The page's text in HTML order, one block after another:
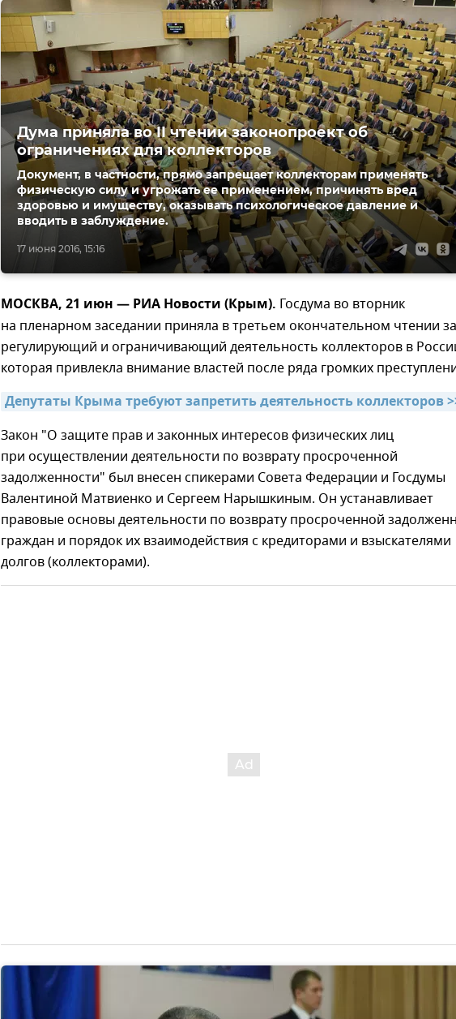
17 июня 2016, 15:16
Дума приняла во II чтении законопроект об
ограничениях для коллекторов
Документ, в частности, прямо запрещает коллекторам применять
физическую силу и угрожать ее применением, причинять вред
здоровью и имуществу, оказывать психологическое давление и
вводить в заблуждение.
МОСКВА, 21 июн — РИА Новости (Крым). Госдума во вторник
на пленарном заседании приняла в третьем окончательном чтении
регулирующий и ограничивающий деятельность коллекторов в
которая привлекла внимание властей после ряда громких
Депутаты Крыма требуют запретить деятельность коллекторов
Закон "О защите прав и законных интересов физических лиц
при осуществлении деятельности по возврату просроченной
задолженности" был внесен спикерами Совета Федерации и Госдумы
Валентиной Матвиенко и Сергеем Нарышкиным. Он устанавливает
правовые основы деятельности по возврату просроченной
граждан и порядок их взаимодействия с кредиторами и взыскателями
долгов (коллекторами).